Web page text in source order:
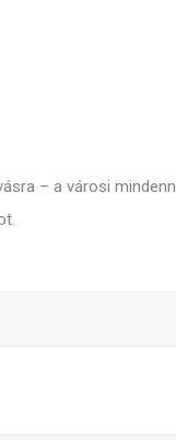
– a városi